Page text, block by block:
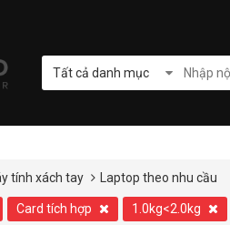
Tất cả danh mục
tính xách tay Laptop theo nhu cầu
Card tích hợp 1.0kg<2.0kg